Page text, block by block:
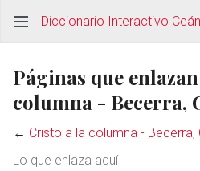
Diccionario Interactivo
Páginas que
columna - Becerra,
← Cristo a la columna - Becerra,
Lo que enlaza aquí